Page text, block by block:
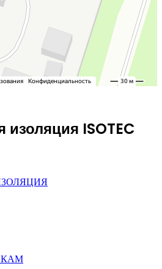
изоляция ISOTEC